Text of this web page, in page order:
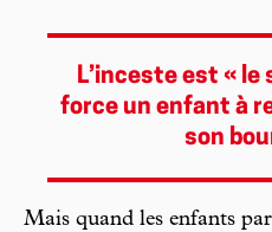
L’inceste est « le
force un enfant à
son
Mais quand les enfants